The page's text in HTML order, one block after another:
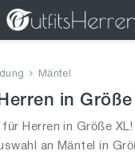
Mäntel
in Größe
Herren in Größe
an Mäntel in